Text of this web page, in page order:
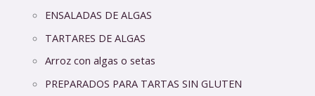
ENSALADAS DE ALGAS
TARTARES DE ALGAS
Arroz con algas o setas
PREPARADOS PARA TARTAS SIN GLUTEN